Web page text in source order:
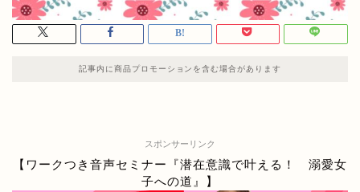
記事内に商品プロモーションを含む場合があります
スポンサーリンク
【ワークつき音声セミナー『潜在意識で叶える！ 溺愛女
子への道』】